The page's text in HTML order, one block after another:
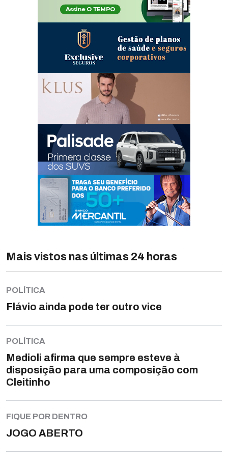
Mais vistos nas últimas 24 horas
POLÍTICA
Flávio ainda pode ter outro vice
POLÍTICA
Medioli afirma que sempre esteve à
disposição para uma composição com
Cleitinho
FIQUE POR DENTRO
JOGO ABERTO